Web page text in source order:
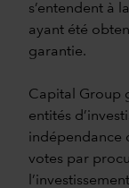
s’entendent à
ayant été
garantie.
Capital Group
entités
indépendance
votes par